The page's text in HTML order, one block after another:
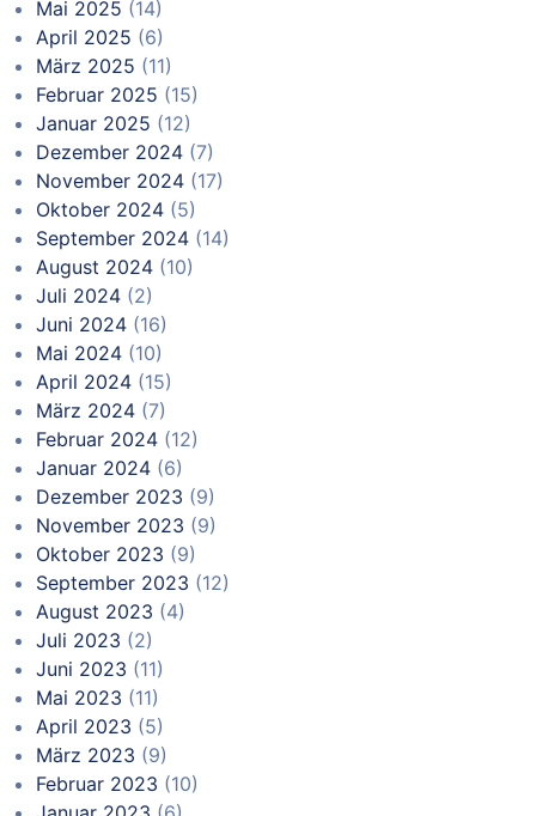
Mai 2025 (14)
April 2025 (6)
März 2025 (11)
Februar 2025 (15)
Januar 2025 (12)
Dezember 2024 (7)
November 2024 (17)
Oktober 2024 (5)
September 2024 (14)
August 2024 (10)
Juli 2024 (2)
Juni 2024 (16)
Mai 2024 (10)
April 2024 (15)
März 2024 (7)
Februar 2024 (12)
Januar 2024 (6)
Dezember 2023 (9)
November 2023 (9)
Oktober 2023 (9)
September 2023 (12)
August 2023 (4)
Juli 2023 (2)
Juni 2023 (11)
Mai 2023 (11)
April 2023 (5)
März 2023 (9)
Februar 2023 (10)